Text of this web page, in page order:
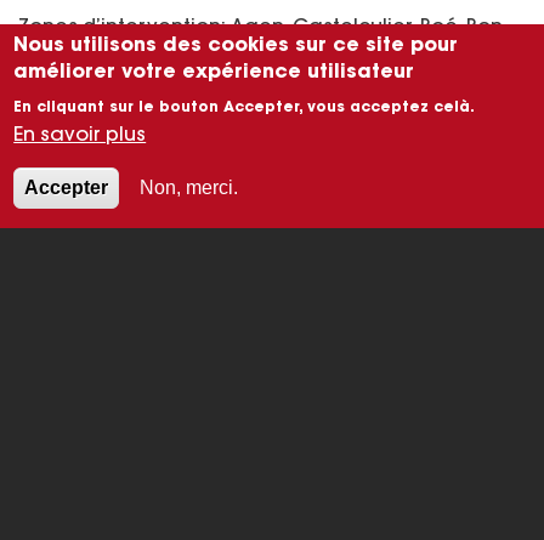
Zones d’intervention: Agen, Castelculier, Boé, Bon-
Encontre, Layrac, Pont-du-Casse, Foulayronnes, Le
Passage, Estillac, Brax et l’ensemble du Lot-et-
Garonne.
Adresse: 66 Rue Ferdinand Buisson, 47240
Castelculier
Nous utilisons des cookies sur ce site pour
améliorer votre expérience utilisateur
En cliquant sur le bouton Accepter, vous acceptez celà.
En savoir plus
Accepter Non, merci.